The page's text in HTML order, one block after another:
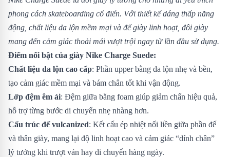
phong cách skateboarding cổ điển. Với thiết kế dáng thấp năng
động, chất liệu da lộn mềm mại và đế giày linh hoạt, đôi giày
mang đến cảm giác thoải mái vượt trội ngay từ lần đầu sử dụng.
Điểm nổi bật của giày Nike Charge Suede:
Chất liệu da lộn cao cấp: Phần upper bằng da lộn nhẹ và bền,
tạo cảm giác mềm mại và bám chân tốt khi vận động.
Lớp đệm êm ái: Đệm giữa bằng foam giúp giảm chấn hiệu quả,
hỗ trợ từng bước di chuyển nhẹ nhàng hơn.
Cấu trúc đế vulcanized: Kết cấu ép nhiệt nối liền giữa phần đế
và thân giày, mang lại độ linh hoạt cao và cảm giác “dính chân”
lý tưởng khi trượt ván hay di chuyển hàng ngày.